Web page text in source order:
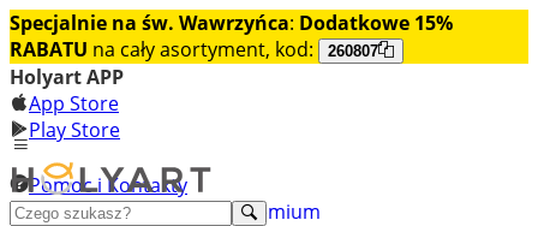
Specjalnie na św. Wawrzyńca: Dodatkowe 15%
RABATU na cały asortyment, kod: 260807
Holyart APP
App Store
Play Store
Pomoc i Kontakty
+48 222 922 860
Odkryj premium